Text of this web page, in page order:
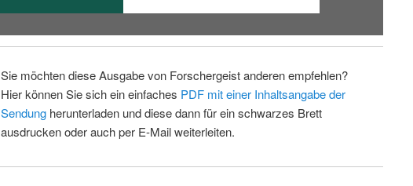
Sie möchten diese Ausgabe von Forschergeist anderen empfehlen?
Hier können Sie sich ein einfaches PDF mit einer Inhaltsangabe der
Sendungherunterladen und diese dann für ein schwarzes Brett
ausdrucken oder auch per E-Mail weiterleiten.